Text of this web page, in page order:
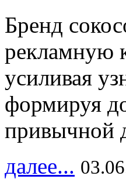
Бренд
рекламную
усиливая
формируя
привычной
далее...